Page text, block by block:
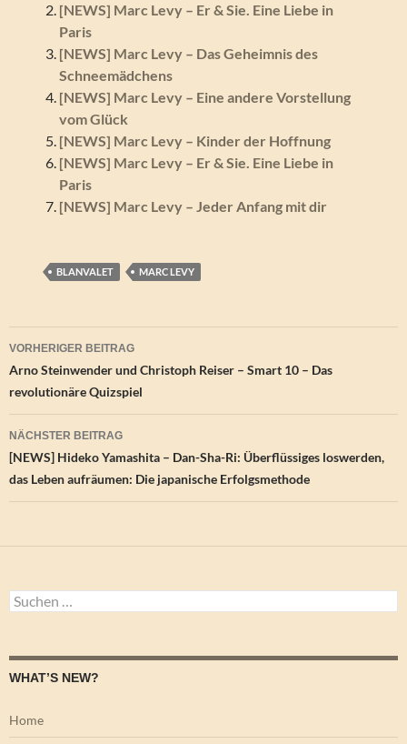
[NEWS] Marc Levy – Er & Sie. Eine Liebe in
Paris
[NEWS] Marc Levy – Das Geheimnis des
Schneemädchens
[NEWS] Marc Levy – Eine andere Vorstellung
vom Glück
[NEWS] Marc Levy – Kinder der Hoffnung
[NEWS] Marc Levy – Er & Sie. Eine Liebe in
Paris
[NEWS] Marc Levy – Jeder Anfang mit dir
BLANVALET MARC LEVY
Beitragsnavigation
VORHERIGER BEITRAG
Arno Steinwender und Christoph Reiser – Smart 10 – Das
revolutionäre Quizspiel
NÄCHSTER BEITRAG
[NEWS] Hideko Yamashita – Dan-Sha-Ri: Überflüssiges loswerden,
das Leben aufräumen: Die japanische Erfolgsmethode
Suchen
nach:
WHAT’S NEW?
Home